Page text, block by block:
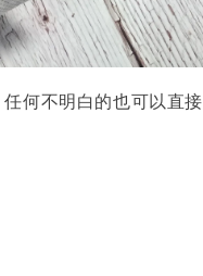
何不明白的也可以直